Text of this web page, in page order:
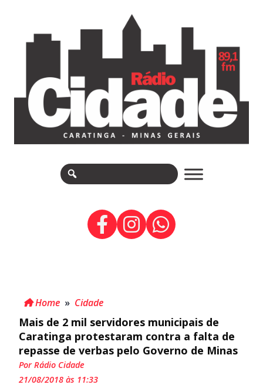
Home » Cidade
Mais de 2 mil servidores municipais de
Caratinga protestaram contra a falta de
repasse de verbas pelo Governo de Minas
Por Rádio Cidade
21/08/2018 às 11:33